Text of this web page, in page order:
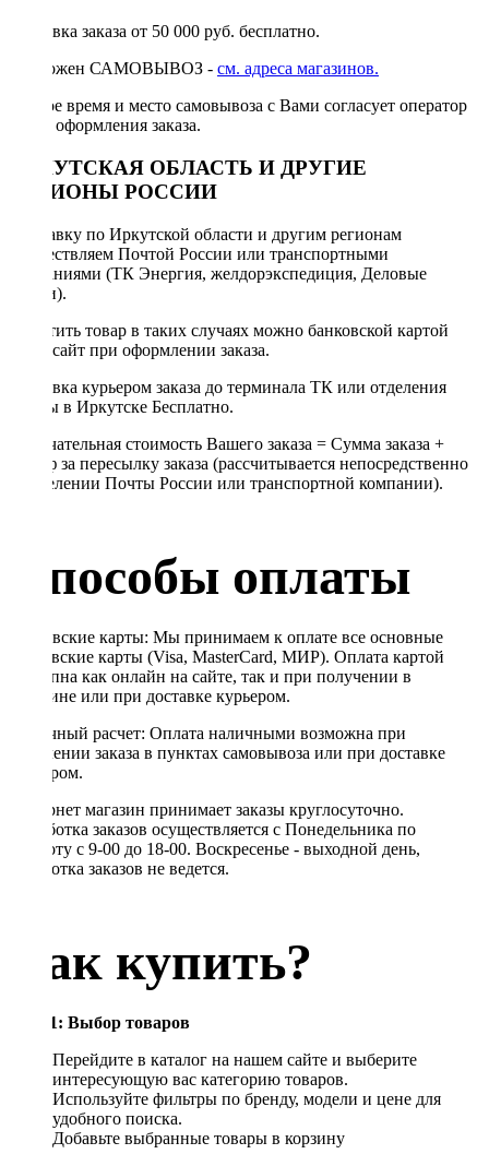
Доставка заказа от 50 000 руб. бесплатно.
Возможен САМОВЫВОЗ - см. адреса магазинов.
Точное время и место самовывоза с Вами согласует оператор
после оформления заказа.
ИРКУТСКАЯ ОБЛАСТЬ И ДРУГИЕ
РЕГИОНЫ РОССИИ
Отправку по Иркутской области и другим регионам
осуществляем Почтой России или транспортными
компаниями (ТК Энергия, желдорэкспедиция, Деловые
линии).
Оплатить товар в таких случаях можно банковской картой
через сайт при оформлении заказа.
Доставка курьером заказа до терминала ТК или отделения
Почты в Иркутске Бесплатно.
Окончательная стоимость Вашего заказа = Сумма заказа +
Тариф за пересылку заказа (рассчитывается непосредственно
в отделении Почты России или транспортной компании).
Способы оплаты
Банковские карты: Мы принимаем к оплате все основные
банковские карты (Visa, MasterCard, МИР). Оплата картой
доступна как онлайн на сайте, так и при получении в
магазине или при доставке курьером.
Наличный расчет: Оплата наличными возможна при
получении заказа в пунктах самовывоза или при доставке
курьером.
Интернет магазин принимает заказы круглосуточно.
Обработка заказов осуществляется с Понедельника по
Субботу с 9-00 до 18-00. Воскресенье - выходной день,
обработка заказов не ведется.
Как купить?
Шаг 1: Выбор товаров
Перейдите в каталог на нашем сайте и выберите
интересующую вас категорию товаров.
Используйте фильтры по бренду, модели и цене для
удобного поиска.
Добавьте выбранные товары в корзину